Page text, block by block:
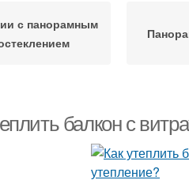
с панорамным
балкон с